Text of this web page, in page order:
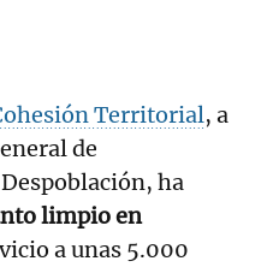
Territorial, a
de
ha
limpio en
a unas 5.000